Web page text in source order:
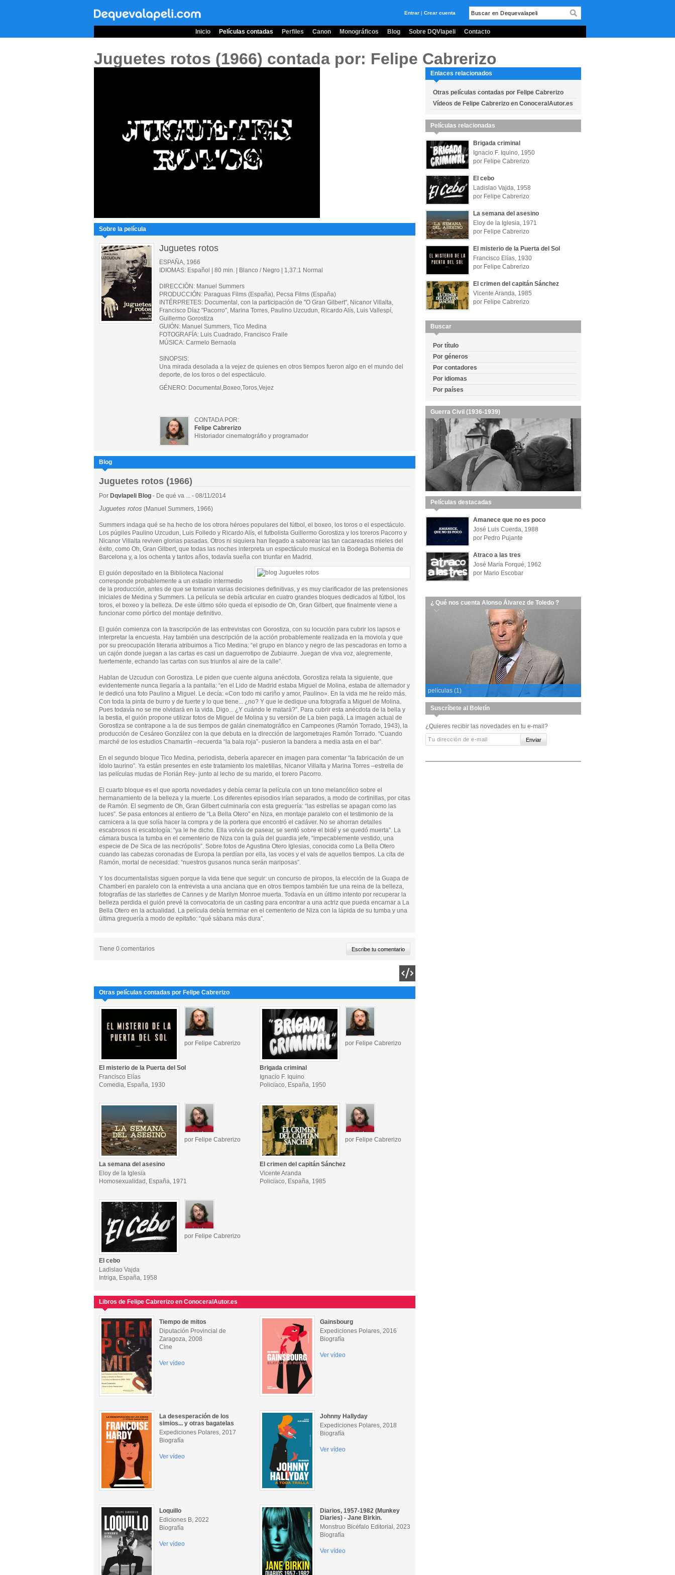
Entrar | Crear cuenta
Inicio Películas contadas Perfiles Canon Monográficos Blog Sobre DQVlapeli Contacto
Juguetes rotos (1966) contada por: Felipe Cabrerizo
Sobre la película
Juguetes rotos
ESPAÑA, 1966
IDIOMAS: Español | 80 min. | Blanco / Negro | 1,37:1 Normal
DIRECCIÓN: Manuel Summers
PRODUCCIÓN: Paraguas Films (España), Pecsa Films (España)
INTÉRPRETES: Documental, con la participación de "O Gran Gilbert", Nicanor Villalta,
Francisco Díaz "Pacorro", Marina Torres, Paulino Uzcudun, Ricardo Alís, Luis Vallespí,
Guillermo Gorostiza
GUIÓN: Manuel Summers, Tico Medina
FOTOGRAFÍA: Luis Cuadrado, Francisco Fraile
MÚSICA: Carmelo Bernaola
SINOPSIS:
Una mirada desolada a la vejez de quienes en otros tiempos fueron algo en el mundo del
deporte, de los toros o del espectáculo.
GÉNERO: Documental,Boxeo,Toros,Vejez
CONTADA POR:
Felipe Cabrerizo
Historiador cinematográfio y programador
Blog
Juguetes rotos (1966)
Por Dqvlapeli Blog - De qué va ... - 08/11/2014
Juguetes rotos (Manuel Summers, 1966)
Summers indaga qué se ha hecho de los otrora héroes populares del fútbol, el boxeo, los toros o el espectáculo.
Los púgiles Paulino Uzcudun, Luis Folledo y Ricardo Alís, el futbolista Guillermo Gorostiza y los toreros Pacorro y
Nicanor Villalta reviven glorias pasadas. Otros ni siquiera han llegado a saborear las tan cacareadas mieles del
éxito, como Oh, Gran Gilbert, que todas las noches interpreta un espectáculo musical en la Bodega Bohemia de
Barcelona y, a los ochenta y tantos años, todavía sueña con triunfar en Madrid.
El guión depositado en la Biblioteca Nacional
corresponde probablemente a un estadio intermedio
de la producción, antes de que se tomaran varias decisiones definitivas, y es muy clarificador de las pretensiones
iniciales de Medina y Summers. La película se debía articular en cuatro grandes bloques dedicados al fútbol, los
toros, el boxeo y la belleza. De este último sólo queda el episodio de Oh, Gran Gilbert, que finalmente viene a
funcionar como pórtico del montaje definitivo.
El guión comienza con la trascripción de las entrevistas con Gorostiza, con su locución para cubrir los lapsos e
interpretar la encuesta. Hay también una descripción de la acción probablemente realizada en la moviola y que
por su preocupación literaria atribuimos a Tico Medina: “el grupo en blanco y negro de las pescadoras en torno a
un cajón donde juegan a las cartas es casi un daguerrotipo de Zubiaurre. Juegan de viva voz, alegremente,
fuertemente, echando las cartas con sus triunfos al aire de la calle”.
Hablan de Uzcudun con Gorostiza. Le piden que cuente alguna anécdota. Gorostiza relata la siguiente, que
evidentemente nunca llegaría a la pantalla: “en el Lido de Madrid estaba Miguel de Molina, estaba de alternador y
le dedicó una foto Paulino a Miguel. Le decía: «Con todo mi cariño y amor, Paulino». En la vida me he reído más.
Con toda la pinta de burro y de fuerte y lo que tiene... ¿no? Y que le dedique una fotografía a Miguel de Molina.
Pues todavía no se me olvidará en la vida. Digo... ¿Y cuándo le matará?”. Para cubrir esta anécdota de la bella y
la bestia, el guión propone utilizar fotos de Miguel de Molina y su versión de La bien pagá. La imagen actual de
Gorostiza se contrapone a la de sus tiempos de galán cinematográfico en Campeones (Ramón Torrado, 1943), la
producción de Cesáreo González con la que debuta en la dirección de largometrajes Ramón Torrado. “Cuando
marché de los estudios Chamartín –recuerda “la bala roja”- pusieron la bandera a media asta en el bar”.
En el segundo bloque Tico Medina, periodista, debería aparecer en imagen para comentar “la fabricación de un
ídolo taurino”. Ya están presentes en este tratamiento los maletillas, Nicanor Villalta y Marina Torres –estrella de
las películas mudas de Florián Rey- junto al lecho de su marido, el torero Pacorro.
El cuarto bloque es el que aporta novedades y debía cerrar la película con un tono melancólico sobre el
hermanamiento de la belleza y la muerte. Los diferentes episodios irían separados, a modo de cortinillas, por citas
de Ramón. El segmento de Oh, Gran Gilbert culminaría con esta greguería: “las estrellas se apagan como las
luces”. Se pasa entonces al entierro de “La Bella Otero” en Niza, en montaje paralelo con el testimonio de la
carnicera a la que solía hacer la compra y de la portera que encontró el cadáver. No se ahorran detalles
escabrosos ni escatología: “ya le he dicho. Ella volvía de pasear, se sentó sobre el bidé y se quedó muerta”. La
cámara busca la tumba en el cementerio de Niza con la guía del guardia jefe, “impecablemente vestido, una
especie de De Sica de las necrópolis”. Sobre fotos de Agustina Otero Iglesias, conocida como La Bella Otero
cuando las cabezas coronadas de Europa la perdían por ella, las voces y el vals de aquellos tiempos. La cita de
Ramón, mortal de necesidad: “nuestros gusanos nunca serán mariposas”.
Y los documentalistas siguen porque la vida tiene que seguir: un concurso de piropos, la elección de la Guapa de
Chamberí en paralelo con la entrevista a una anciana que en otros tiempos también fue una reina de la belleza,
fotografías de las starlettes de Cannes y de Marilyn Monroe muerta. Todavía en un último intento por recuperar la
belleza perdida el guión prevé la convocatoria de un casting para encontrar a una actriz que pueda encarnar a La
Bella Otero en la actualidad. La película debía terminar en el cementerio de Niza con la lápida de su tumba y una
última greguería a modo de epitafio: “qué sábana más dura”.
Tiene 0 comentarios
Otras películas contadas por Felipe Cabrerizo
por Felipe Cabrerizo
El misterio de la Puerta del Sol
Francisco Elías
Comedia, España, 1930
por Felipe Cabrerizo
Brigada criminal
Ignacio F. Iquino
Policiaco, España, 1950
por Felipe Cabrerizo
La semana del asesino
Eloy de la Iglesia
Homosexualidad, España, 1971
por Felipe Cabrerizo
El crimen del capitán Sánchez
Vicente Aranda
Policiaco, España, 1985
por Felipe Cabrerizo
El cebo
Ladislao Vajda
Intriga, España, 1958
Libros de Felipe Cabrerizo en ConoceralAutor.es
Tiempo de mitos
Diputación Provincial de
Zaragoza, 2008
Cine
Ver vídeo
Gainsbourg
Expediciones Polares, 2016
Biografía
Ver vídeo
La desesperación de los
simios... y otras bagatelas
Expediciones Polares, 2017
Biografía
Ver vídeo
Johnny Hallyday
Expediciones Polares, 2018
Biografía
Ver vídeo
Loquillo
Ediciones B, 2022
Biografía
Ver vídeo
Diarios, 1957-1982 (Munkey
Diaries) - Jane Birkin.
Monstruo Bicéfalo Editorial, 2023
Biografía
Ver vídeo
Enlaces relacionados
Otras películas contadas por Felipe Cabrerizo
Vídeos de Felipe Cabrerizo en ConoceralAutor.es
Películas relacionadas
Brigada criminal
Ignacio F. Iquino, 1950
por Felipe Cabrerizo
El cebo
Ladislao Vajda, 1958
por Felipe Cabrerizo
La semana del asesino
Eloy de la Iglesia, 1971
por Felipe Cabrerizo
El misterio de la Puerta del Sol
Francisco Elías, 1930
por Felipe Cabrerizo
El crimen del capitán Sánchez
Vicente Aranda, 1985
por Felipe Cabrerizo
Buscar
Por título
Por géneros
Por contadores
Por idiomas
Por países
Guerra Civil (1936-1939)
Películas destacadas
Amanece que no es poco
José Luis Cuerda, 1988
por Pedro Pujante
Atraco a las tres
José María Forqué, 1962
por Mario Escobar
¿ Qué nos cuenta Alonso Álvarez de Toledo ?
películas (1)
Suscríbete al Boletín
¿Quieres recibir las novedades en tu e-mail?